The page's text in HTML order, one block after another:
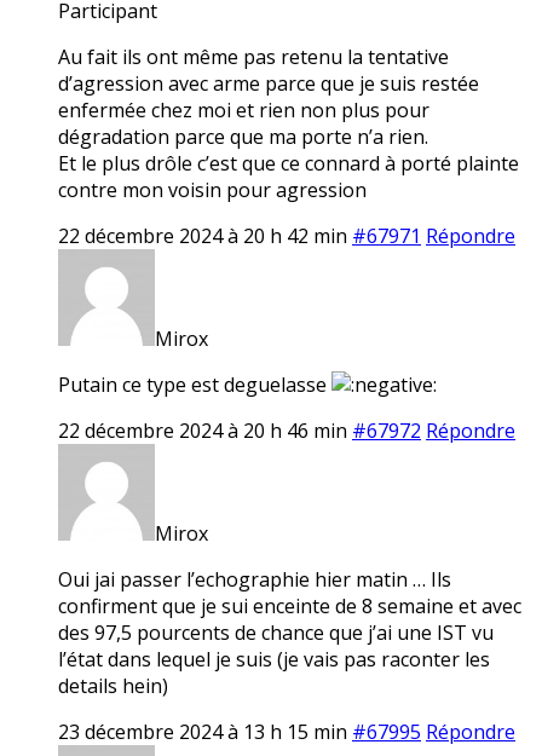
Participant
Au fait ils ont même pas retenu la tentative
d’agression avec arme parce que je suis restée
enfermée chez moi et rien non plus pour
dégradation parce que ma porte n’a rien.
Et le plus drôle c’est que ce connard à porté plainte
contre mon voisin pour agression
22 décembre 2024 à 20 h 42 min #67971 Répondre
Mirox
Putain ce type est deguelasse
22 décembre 2024 à 20 h 46 min #67972 Répondre
Mirox
Oui jai passer l’echographie hier matin … Ils
confirment que je sui enceinte de 8 semaine et avec
des 97,5 pourcents de chance que j’ai une IST vu
l’état dans lequel je suis (je vais pas raconter les
details hein)
23 décembre 2024 à 13 h 15 min #67995 Répondre